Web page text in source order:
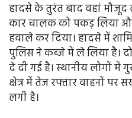
हादसे के तुरंत बाद वहां
कार चालक को पकड़ लिया
हवाले कर दिया। हादसे में
पुलिस ने कब्जे में ले लिया है।
दे दी गई है। स्थानीय लोगों में
क्षेत्र में तेज रफ्तार वाहनों पर
लगी है।